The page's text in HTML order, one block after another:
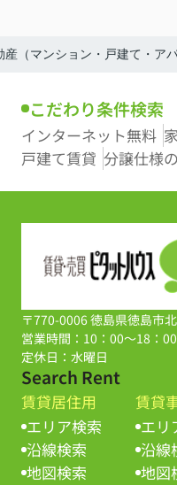
（マンション・戸建て・ア
こだわり条件検索
インターネット無料
戸建て賃貸 分譲仕様
〒770-0006 徳島県徳島市
営業時間：10：00～18：
定休日：水曜日
Search Rent
賃貸居住用
エリア検索
沿線検索
地図検索
賃貸
エリ
沿線
地図